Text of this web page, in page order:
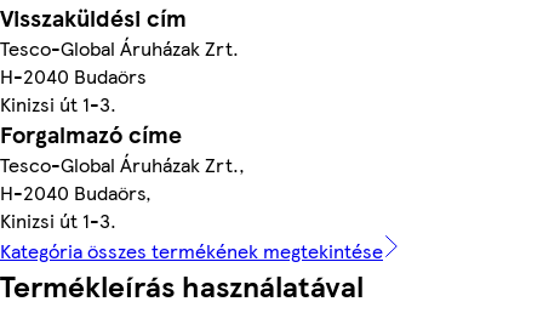
Visszaküldési cím
Tesco-Global Áruházak Zrt.
H-2040 Budaörs
Kinizsi út 1-3.
Forgalmazó címe
Tesco-Global Áruházak Zrt.,
H-2040 Budaörs,
Kinizsi út 1-3.
Kategória összes termékének megtekintése
Termékleírás használatával